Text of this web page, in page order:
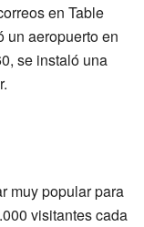
en Table
un aeropuerto en
se instaló una
muy popular para
visitantes cada